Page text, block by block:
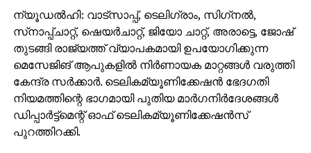
ന്യൂഡല്‍ഹി: വാട്‌സാപ്പ്, ടെലിഗ്രാം, സിഗ്‌നല്‍,
സ്‌നാപ്പ്ചാറ്റ്, ഷെയര്‍ചാറ്റ്, ജിയോ ചാറ്റ്, അരാട്ടെ, ജോഷ്
തുടങ്ങി രാജ്യത്ത് വ്യാപകമായി ഉപയോഗിക്കുന്ന
മെസേജിങ് ആപുകളില്‍ നിര്‍ണായക മാറ്റങ്ങള്‍ വരുത്തി
കേന്ദ്ര സര്‍ക്കാര്‍. ടെലികമ്യൂണിക്കേഷന്‍ ഭേദഗതി
നിയമത്തിന്റെ ഭാഗമായി പുതിയ മാര്‍ഗനിര്‍ദേശങ്ങള്‍
ഡിപ്പാര്‍ട്ട്‌മെന്റ് ഓഫ് ടെലികമ്യൂണിക്കേഷന്‍സ്
പുറത്തിറക്കി.